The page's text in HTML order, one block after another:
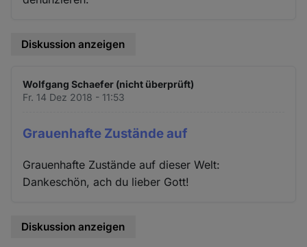
Diskussion anzeigen
Wolfgang Schaefer (nicht überprüft)
Fr. 14 Dez 2018 - 11:53
Grauenhafte Zustände auf
Grauenhafte Zustände auf dieser Welt:
Dankeschön, ach du lieber Gott!
Diskussion anzeigen